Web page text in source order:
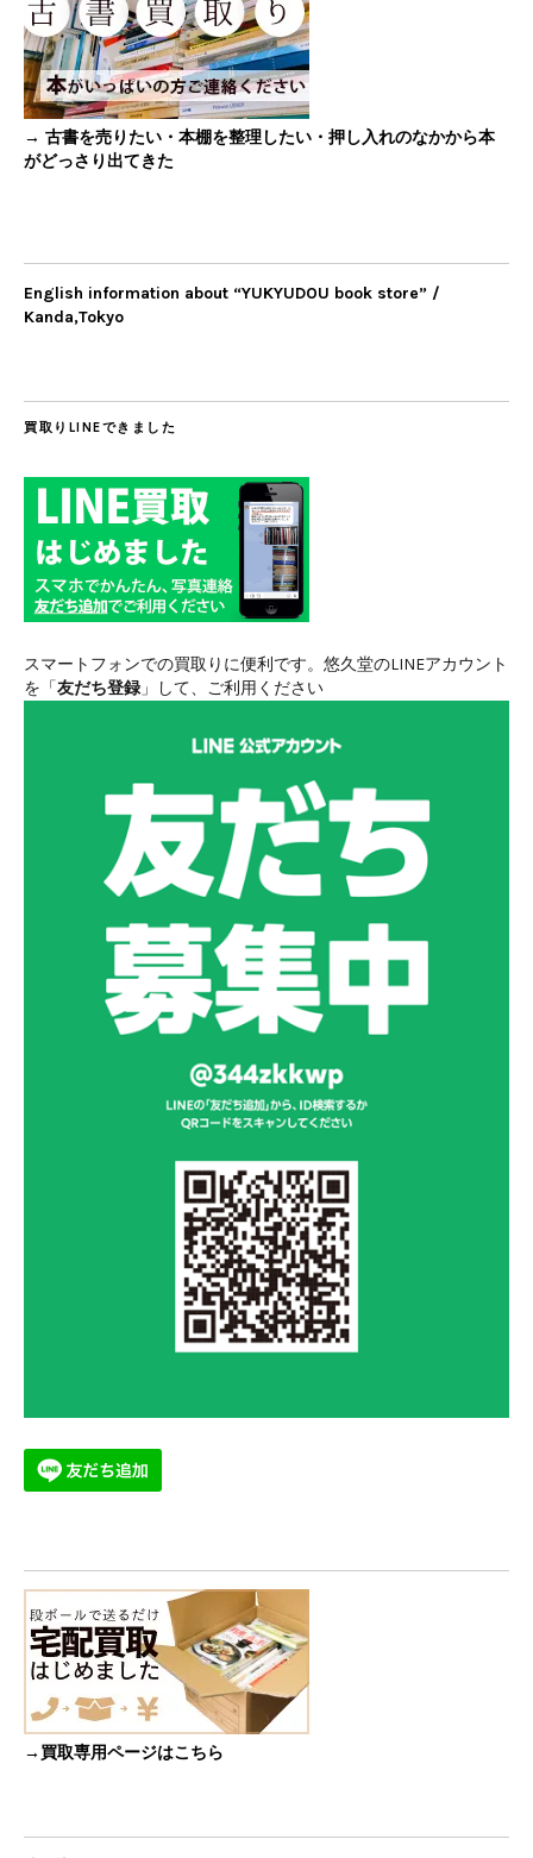
→ 古書を売りたい・本棚を整理したい・押し入れのなかから本
がどっさり出てきた
English information about “YUKYUDOU book store” /
Kanda,Tokyo
買取りLINEできました
スマートフォンでの買取りに便利です。悠久堂のLINEアカウント
を「友だち登録 」して、ご利用ください
→買取専用ページはこちら